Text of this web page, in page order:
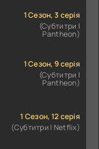
1 Сезон, 3 серія
(Субтитри |
Pantheon)
1 Сезон, 9 серія
(Субтитри |
Pantheon)
1 Сезон, 12 серія
(Субтитри | Netflix)